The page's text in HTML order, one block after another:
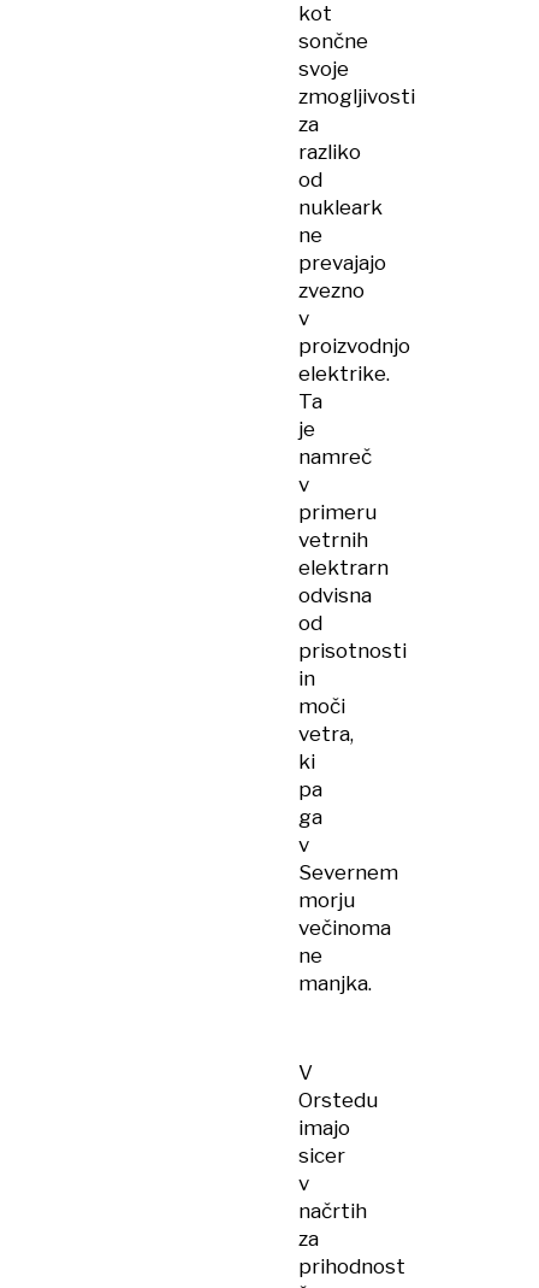
kot
sončne
svoje
zmogljivosti
za
razliko
od
nukleark
ne
prevajajo
zvezno
v
proizvodnjo
elektrike.
Ta
je
namreč
v
primeru
vetrnih
elektrarn
odvisna
od
prisotnosti
in
moči
vetra,
ki
pa
ga
v
Severnem
morju
večinoma
ne
manjka.
V
Orstedu
imajo
sicer
v
načrtih
za
prihodnost